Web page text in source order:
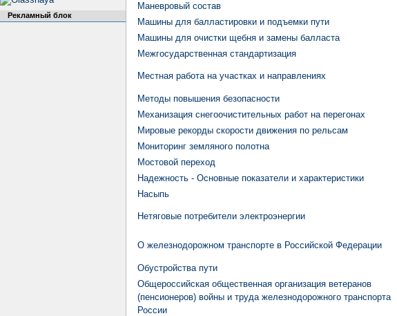
Маневровый состав
Машины для балластировки и подъемки пути
Машины для очистки щебня и замены балласта
Межгосударственная стандартизация
Местная работа на участках и направлениях
Методы повышения безопасности
Механизация снегоочистительных работ на перегонах
Мировые рекорды скорости движения по рельсам
Мониторинг земляного полотна
Мостовой переход
Надежность - Основные показатели и характеристики
Насыпь
Нетяговые потребители электроэнергии
О железнодорожном транспорте в Российской Федерации
Обустройства пути
Общероссийская общественная организация ветеранов
(пенсионеров) войны и труда железнодорожного транспорта
России
Рекламный блок